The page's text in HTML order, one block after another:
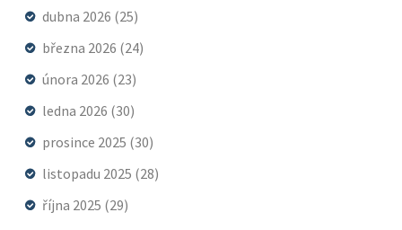
dubna 2026 (25)
března 2026 (24)
února 2026 (23)
ledna 2026 (30)
prosince 2025 (30)
listopadu 2025 (28)
října 2025 (29)